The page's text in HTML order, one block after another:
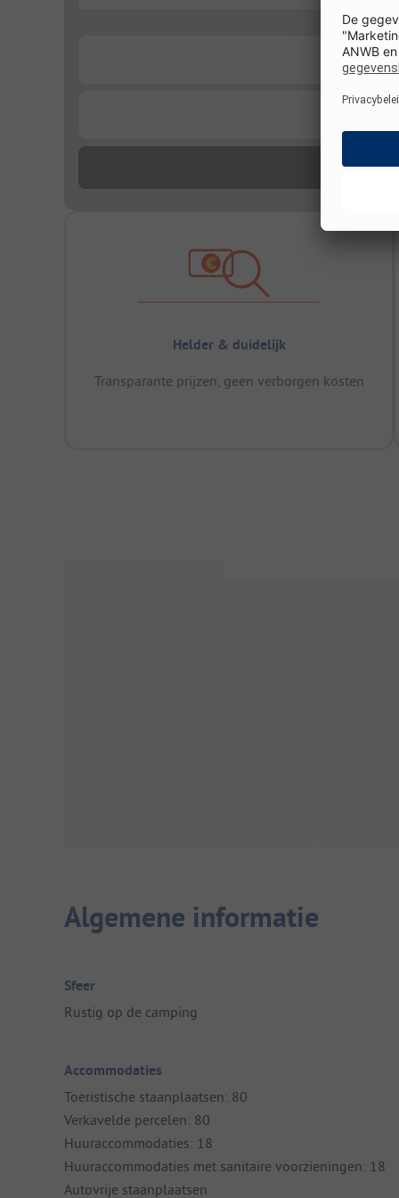
Helder & duidelijk
Transparante prijzen, geen verborgen kosten
Algemene informatie
Sfeer
Rustig op de camping
Accommodaties
Toeristische staanplaatsen: 80
Verkavelde percelen: 80
Huuraccommodaties: 18
Huuraccommodaties met sanitaire voorzieningen: 18
Autovrije staanplaatsen